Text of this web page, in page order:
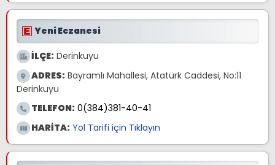
Yeni Eczanesi
İLÇE: Derinkuyu
ADRES: Bayramlı Mahallesi, Atatürk Caddesi, No:11
Derinkuyu
TELEFON: 0(384)381-40-41
HARİTA: Yol Tarifi için Tıklayın